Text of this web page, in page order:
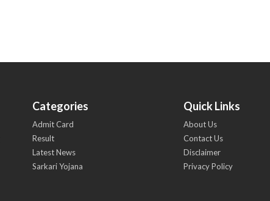
Categories
Admit Card
Result
Latest News
Sarkari Yojana
Quick Links
About Us
Contact Us
Disclaimer
Privacy Policy